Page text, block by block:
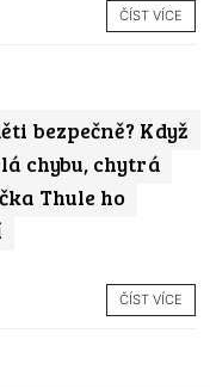
ČÍST VÍCE
bezpečně? Když
chybu, chytrá
Thule ho
ČÍST VÍCE